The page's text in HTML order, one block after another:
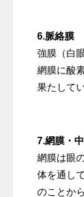
6.脈絡膜
強膜（白
網膜に酸
果たして
7.網膜・
網膜は眼
体を通し
のことか